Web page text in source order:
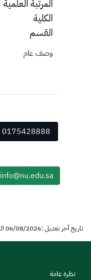
المرتبة العلمية
الكلية
القسم
وصف عام
0175428888
info@nu.edu.sa
تاريخ آخر تعديل :06/08/2026 الساعة 09:55 مساءً
نظرة عامة